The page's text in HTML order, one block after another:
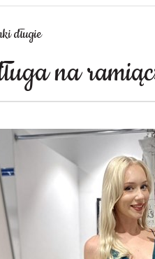
długie
na